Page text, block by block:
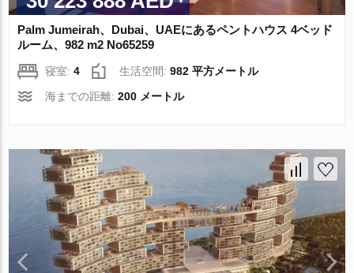
Palm Jumeirah、Dubai、UAEにあるペントハウス 4ベッド
ルーム、982 m2 No65259
寝室:4 生活空間:982 平方メートル
海までの距離:200 メートル